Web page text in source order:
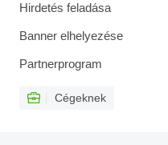
Hirdetés feladása
Banner elhelyezése
Partnerprogram
Cégeknek